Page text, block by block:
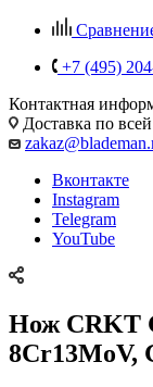
+7 (495)
Контактная
Доставка по
Вконтакте
Instagram
Telegram
YouTube
Нож CRKT
8Cr13MoV,